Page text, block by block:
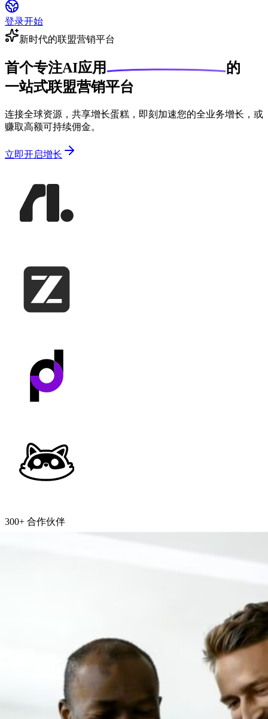
登录开始
新时代的联盟营销平台
首个专注AI应用
的
一站式联盟营销平台
连接全球资源，共享增长蛋糕，即刻加速您的全业务增长，或
赚取高额可持续佣金。
立即开启增长
300+ 合作伙伴